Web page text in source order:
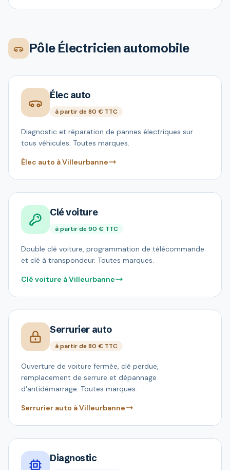
Pôle Électricien automobile
Élec auto
à partir de 80 € TTC
Diagnostic et réparation de pannes électriques sur
tous véhicules. Toutes marques.
Élec auto à Villeurbanne
Clé voiture
à partir de 90 € TTC
Double clé voiture, programmation de télécommande
et clé à transpondeur. Toutes marques.
Clé voiture à Villeurbanne
Serrurier auto
à partir de 80 € TTC
Ouverture de voiture fermée, clé perdue,
remplacement de serrure et dépannage
d'antidémarrage. Toutes marques.
Serrurier auto à Villeurbanne
Diagnostic